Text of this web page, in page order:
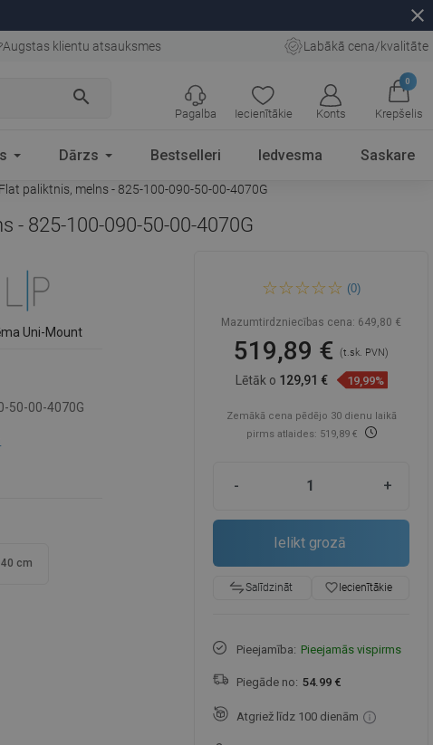
close
Augstas klientu atsauksmes Labākā cena/kvalitāte
search
Iecienītākie Konts
0
Krepšelis
Pagalba
Dārzs Bestselleri Iedvesma Saskare
paliktnis, melns - 825-100-090-50-00-4070G
- 825-100-090-50-00-4070G
Uni-Mount
50-00-4070G
cm
kabīne 100 x 90 cm,
paliktnis, melns - 825-100-
090-50-00-4070G
(0)
Mazumtirdzniecības cena: 649,80 €
519,89 €(t.sk. PVN)
Lētāk o 129,91 € 19,99%
Zemākā cena pēdējo 30 dienu laikā
pirms atlaides: 519,89 €
- +
Ielikt grozā
Salīdzināt favorite_borderIecienītākie
Pieejamība: Pieejamās vispirms
Piegāde no: 54.99 €
Atgriež līdz 100 dienām